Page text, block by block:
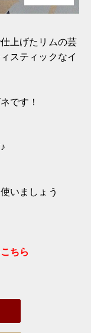
上げたリムの芸
スティックなイ
です！
いましょう
こちら